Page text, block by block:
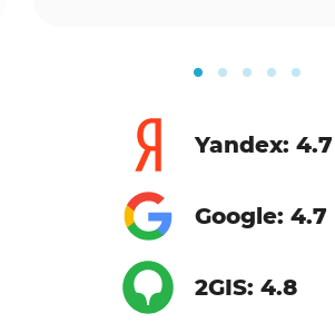
Yandex: 4.7
Google: 4.7
2GIS: 4.8